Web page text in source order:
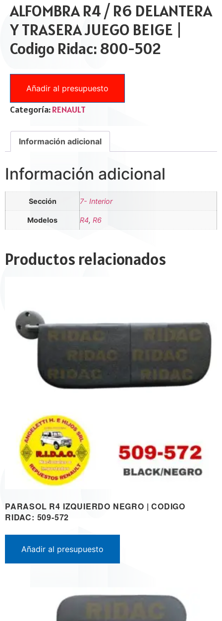
ALFOMBRA R4 / R6 DELANTERA
Y TRASERA JUEGO BEIGE |
Codigo Ridac: 800-502
Añadir al presupuesto
Categoría:RENAULT
Información adicional
Información adicional
Sección 7- Interior
Modelos R4, R6
Productos relacionados
PARASOL R4 IZQUIERDO NEGRO | CODIGO
RIDAC: 509-572
Añadir al presupuesto